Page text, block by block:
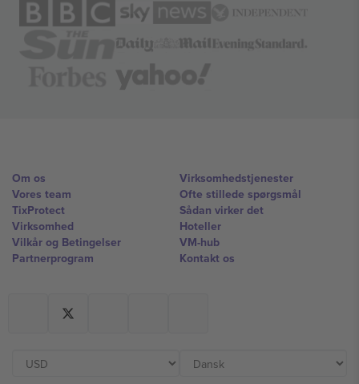
Om os
Vores team
TixProtect
Virksomhed
Vilkår og Betingelser
Partnerprogram
Virksomhedstjenester
Ofte stillede spørgsmål
Sådan virker det
Hoteller
VM-hub
Kontakt os